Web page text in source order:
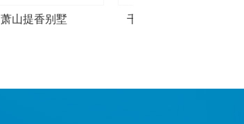
萧山提香别墅 千岛湖别墅离子水处理器